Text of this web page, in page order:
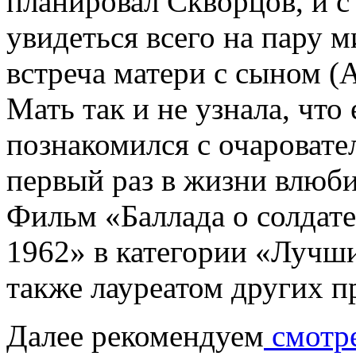
увидеться всего на пару
встреча матери с сыном
Мать так и не узнала,
познакомился с
первый раз в жизни
Фильм «Баллада о
1962» в категории
также лауреатом других
Далее рекомендуем